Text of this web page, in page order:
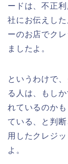
ードは、不正
社にお伝えし
ーのお店でク
ましたよ。
というわけで
る人は、もし
れているのか
ている、と判
用したクレジ
よ。